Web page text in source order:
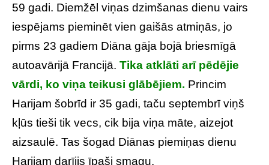
59 gadi. Diemžēl viņas dzimšanas dienu vairs
iespējams pieminēt vien gaišās atmiņās, jo
pirms 23 gadiem Diāna gāja bojā briesmīgā
autoavārijā Francijā. Tika atklāti arī pēdējie
vārdi, ko viņa teikusi glābējiem. Princim
Harijam šobrīd ir 35 gadi, taču septembrī viņš
kļūs tieši tik vecs, cik bija viņa māte, aizejot
aizsaulē. Tas šogad Diānas piemiņas dienu
Harijam darījis īpaši smagu.